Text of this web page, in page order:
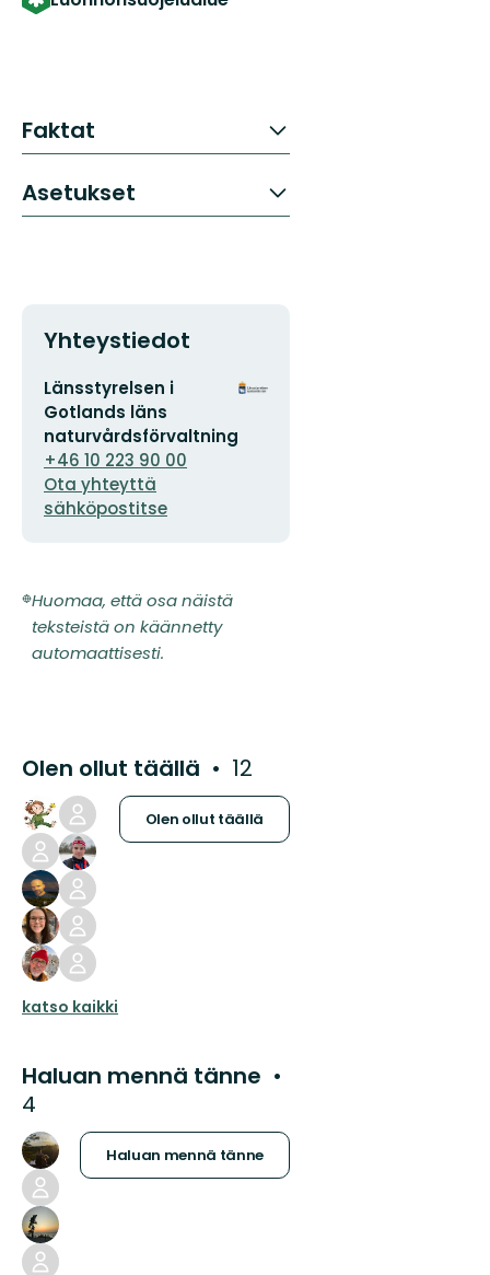
Faktat
Asetukset
Yhteystiedot
Sähköpostiosoite
Länsstyrelsen i
Gotlands läns
naturvårdsförvaltning
+46 10 223 90 00
Ota yhteyttä
sähköpostitse
Organisaation
Huomaa, että osa näistä
teksteistä on käännetty
automaattisesti.
Olen ollut täällä 12
Olen ollut täällä
katso kaikki
Haluan mennä tänne
4
Haluan mennä tänne